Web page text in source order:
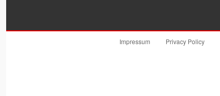
Impressum Privacy Policy